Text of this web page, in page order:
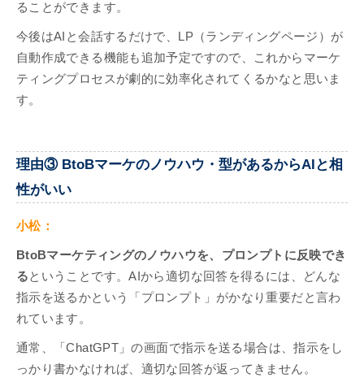
ることができます。
今後はAIと会話するだけで、LP（ランディングページ）が
自動作成できる機能も追加予定ですので、これからマーケ
ティングプロセスが劇的に効率化されてくるかなと思いま
す。
理由③ BtoBマーケのノウハウ・型があるからAIと相
性がいい
小松：
BtoBマーケティングのノウハウを、プロンプトに反映でき
るということです。AIから適切な回答を得るには、どんな
指示を送るかという「プロンプト」がかなり重要だと言わ
れています。
通常、「ChatGPT」の画面で指示を送る場合は、指示をし
っかり書かなければ、適切な回答が返ってきません。